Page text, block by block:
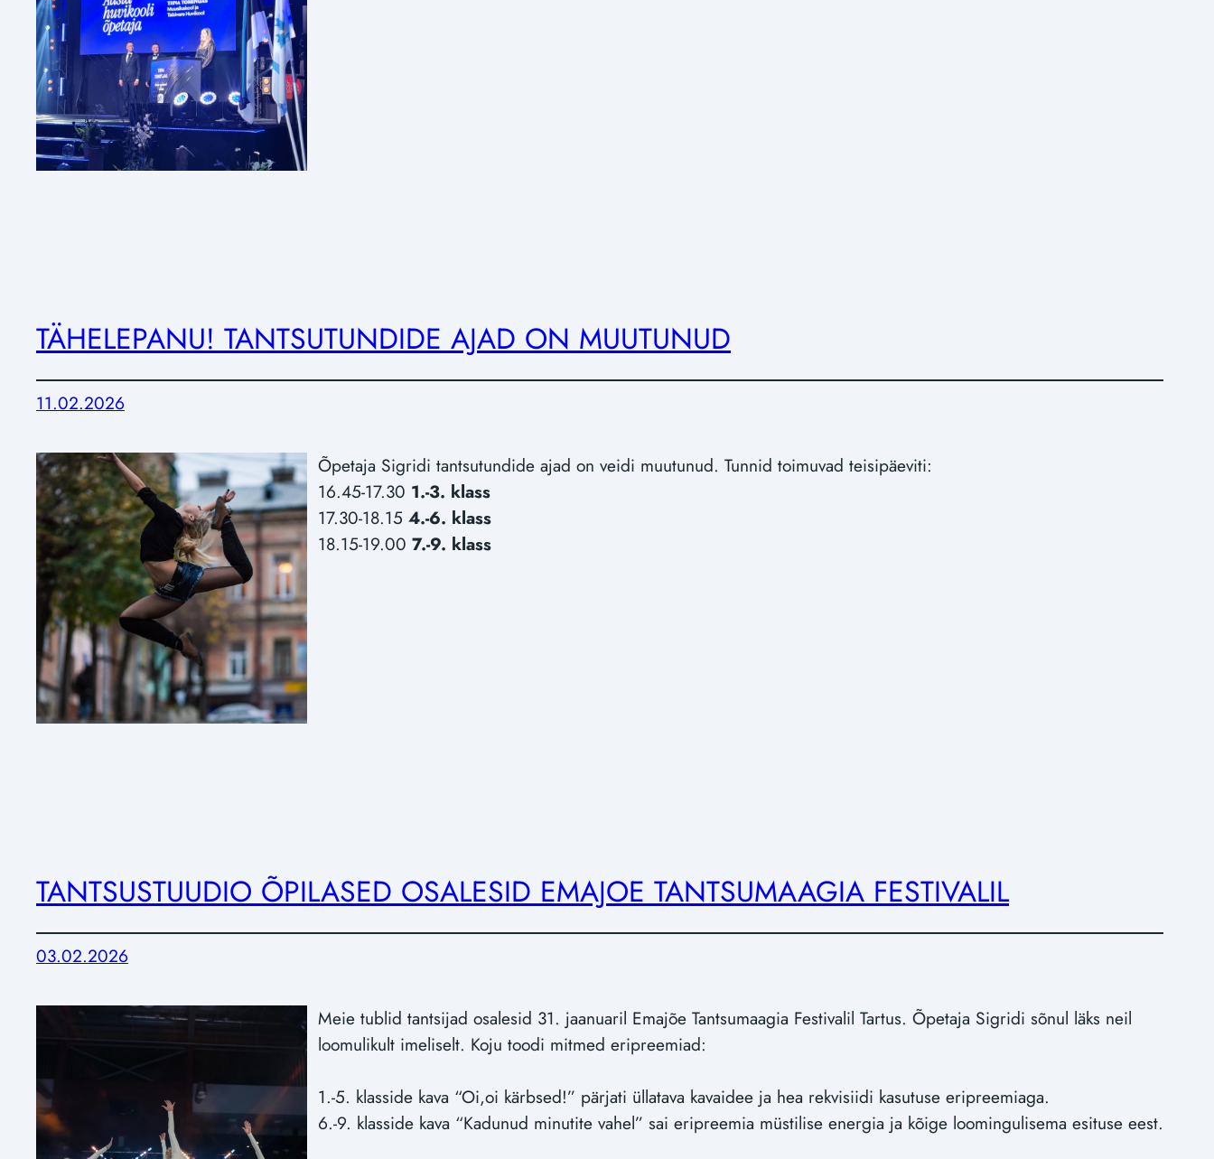
TÄHELEPANU! TANTSUTUNDIDE AJAD ON MUUTUNUD
11.02.2026
Õpetaja Sigridi tantsutundide ajad on veidi muutunud. Tunnid toimuvad teisipäeviti:
16.45-17.30 1.-3. klass
17.30-18.15 4.-6. klass
18.15-19.00 7.-9. klass
TANTSUSTUUDIO ÕPILASED OSALESID EMAJOE TANTSUMAAGIA FESTIVALIL
03.02.2026
Meie tublid tantsijad osalesid 31. jaanuaril Emajõe Tantsumaagia Festivalil Tartus. Õpetaja Sigridi sõnul läks neil
loomulikult imeliselt. Koju toodi mitmed eripreemiad:
1.-5. klasside kava “Oi,oi kärbsed!” pärjati üllatava kavaidee ja hea rekvisiidi kasutuse eripreemiaga.
6.-9. klasside kava “Kadunud minutite vahel” sai eripreemia müstilise energia ja kõige loomingulisema esituse eest.